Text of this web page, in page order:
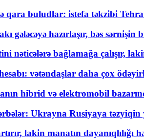
buludlar: istefa təkzibi
gələcəyə hazırlaşır, bəs
nəticələrə bağlamağa çalışır,
vətəndaşlar daha çox
hibrid və elektromobil
Ukrayna Rusiyaya təzyiqin
lakin manatın dayanıqlılığı